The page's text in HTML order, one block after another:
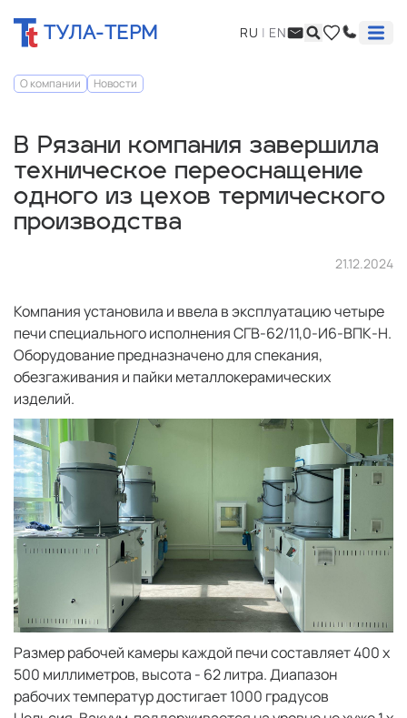
ТУЛА-ТЕРМ RU | EN
О компании Новости
В Рязани компания завершила
техническое переоснащение
одного из цехов термического
производства
21.12.2024
Компания установила и ввела в эксплуатацию четыре
печи специального исполнения СГВ-62/11,0-И6-ВПК-Н.
Оборудование предназначено для спекания,
обезгаживания и пайки металлокерамических
изделий.
Размер рабочей камеры каждой печи составляет 400 х
500 миллиметров, высота - 62 литра. Диапазон
рабочих температур достигает 1000 градусов